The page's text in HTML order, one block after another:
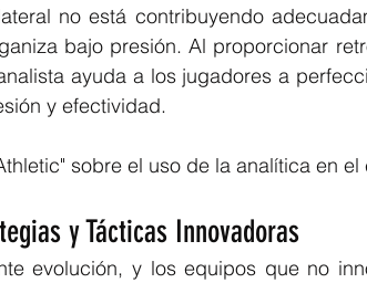
no está contribuyendo
bajo presión. Al proporcionar
ayuda a los jugadores a
y efectividad.
sobre el uso de la analítica en
y Tácticas Innovadoras
evolución, y los equipos que no